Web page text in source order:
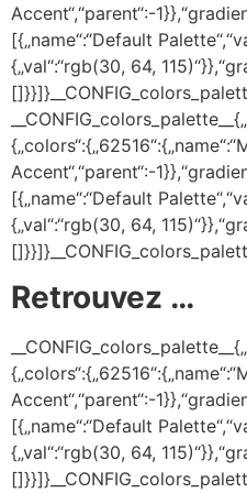
Accent“,“parent“:-
[{„name“:“Default
{„val“:“rgb(30, 64,
Accent“,“parent“:-
[{„name“:“Default
{„val“:“rgb(30, 64,
Retrouvez …
Accent“,“parent“:-
[{„name“:“Default
{„val“:“rgb(30, 64,